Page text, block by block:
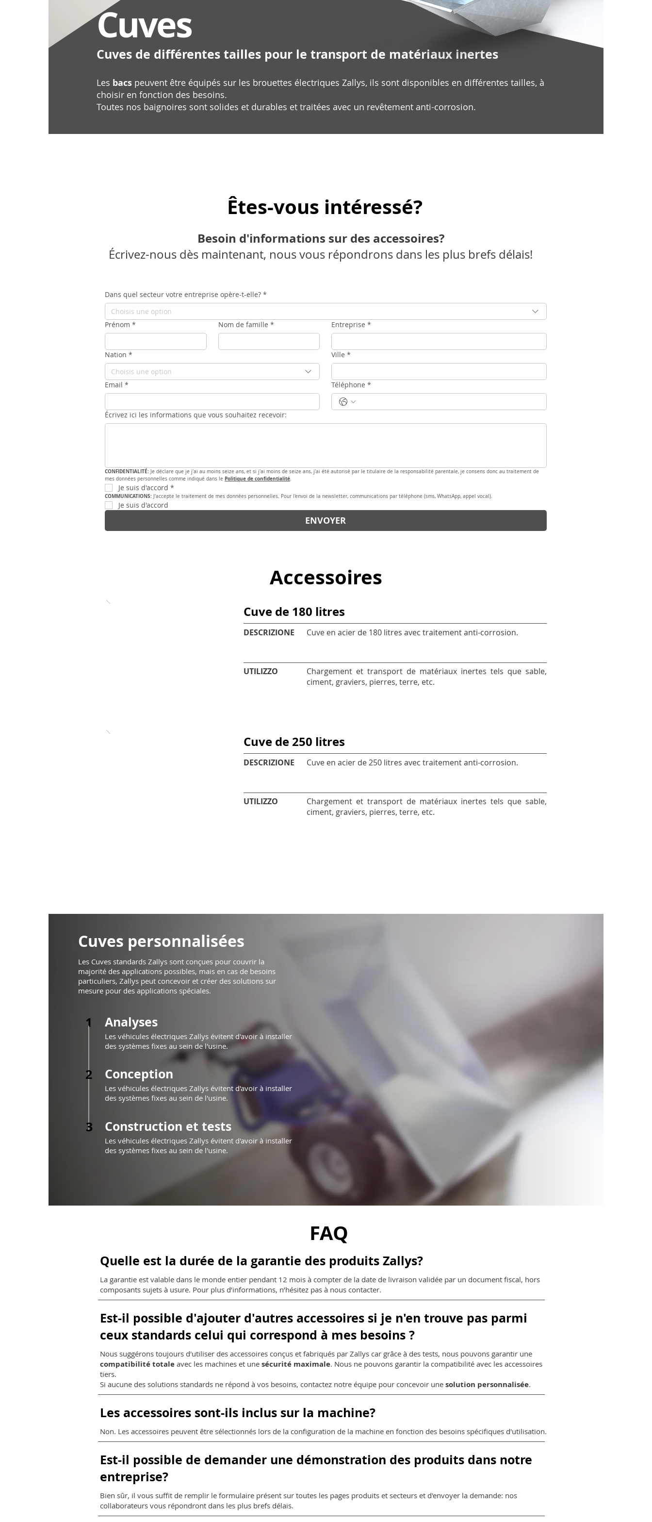
Cuves
Cuves de différentes tailles pour le transport de matériaux inertes
Les bacs peuvent être équipés sur les brouettes électriques Zallys, ils sont disponibles en différentes tailles, à
choisir en fonction des besoins.
Toutes nos baignoires sont solides et durables et traitées avec un revêtement anti-corrosion.
Êtes-vous intéressé?
Besoin d'informations sur des accessoires?
Écrivez-nous dès maintenant, nous vous répondrons dans les plus brefs délais!
Dans quel secteur votre entreprise opère-t-elle? *
Choisis une option
Prénom * Nom de famille * Entreprise *
Nation *
Choisis une option
Ville *
Email * Téléphone *
Écrivez ici les informations que vous souhaitez recevoir:
CONFIDENTIALITÉ: Je déclare que je j'ai au moins seize ans, et si j'ai moins de seize ans, j'ai été autorisé par le titulaire de la responsabilité parentale, je consens donc au traitement de
mes données personnelles comme indiqué dans le Politique de confidentialité.
Je suis d'accord *
COMMUNICATIONS: J'accepte le traitement de mes données personnelles. Pour l'envoi de la newsletter, communications par téléphone (sms, WhatsApp, appel vocal).
Je suis d'accord
ENVOYER
Accessoires
Cuve de 180 litres
DESCRIZIONE Cuve en acier de 180 litres avec traitement anti-corrosion.
UTILIZZO
Chargement et transport de matériaux inertes tels que sable,
ciment, graviers, pierres, terre, etc.
Cuve de 250 litres
DESCRIZIONE Cuve en acier de 250 litres avec traitement anti-corrosion.
UTILIZZO
Chargement et transport de matériaux inertes tels que sable,
ciment, graviers, pierres, terre, etc.
Cuves personnalisées
Les Cuves standards Zallys sont conçues pour couvrir la
majorité des applications possibles, mais en cas de besoins
particuliers, Zallys peut concevoir et créer des solutions sur
mesure pour des applications spéciales.
1 Analyses
Les véhicules électriques Zallys évitent d'avoir à installer
des systèmes fixes au sein de l'usine.
2 Conception
Les véhicules électriques Zallys évitent d'avoir à installer
des systèmes fixes au sein de l'usine.
3 Construction et tests
Les véhicules électriques Zallys évitent d'avoir à installer
des systèmes fixes au sein de l'usine.
FAQ
Quelle est la durée de la garantie des produits Zallys?
La garantie est valable dans le monde entier pendant 12 mois à compter de la date de livraison validée par un document fiscal, hors
composants sujets à usure. Pour plus d’informations, n’hésitez pas à nous contacter.
Est-il possible d'ajouter d'autres accessoires si je n'en trouve pas parmi
ceux standards celui qui correspond à mes besoins ?
Nous suggérons toujours d'utiliser des accessoires conçus et fabriqués par Zallys car grâce à des tests, nous pouvons garantir une
compatibilité totale avec les machines et une sécurité maximale. Nous ne pouvons garantir la compatibilité avec les accessoires
tiers.
Si aucune des solutions standards ne répond à vos besoins, contactez notre équipe pour concevoir une solution personnalisée.
Les accessoires sont-ils inclus sur la machine?
Non. Les accessoires peuvent être sélectionnés lors de la configuration de la machine en fonction des besoins spécifiques d'utilisation.
Est-il possible de demander une démonstration des produits dans notre
entreprise?
Bien sûr, il vous suffit de remplir le formulaire présent sur toutes les pages produits et secteurs et d'envoyer la demande: nos
collaborateurs vous répondront dans les plus brefs délais.